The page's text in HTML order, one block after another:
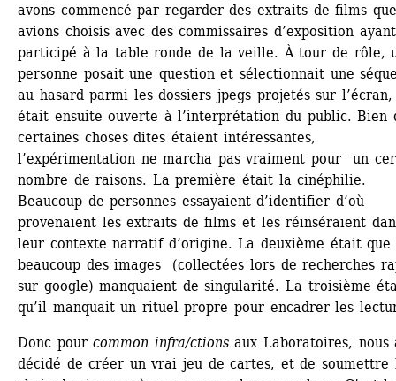
avons commencé par regarder des extraits de films
avions choisis avec des commissaires d’exposition ayant
participé à la table ronde de la veille. À tour de rôle,
personne posait une question et sélectionnait une
au hasard parmi les dossiers jpegs projetés sur
était ensuite ouverte à l’interprétation du public. Bien
certaines choses dites étaient intéressantes,
l’expérimentation ne marcha pas vraiment pour un
nombre de raisons. La première était la cinéphilie.
Beaucoup de personnes essayaient d’identifier d’où
provenaient les extraits de films et les réinséraient
leur contexte narratif d’origine. La deuxième était que
beaucoup des images (collectées lors de recherches
sur google) manquaient de singularité. La troisième
qu’il manquait un rituel propre pour encadrer les
Donc pour common infra/ctionsaux Laboratoires, nous
décidé de créer un vrai jeu de cartes, et de soumettre